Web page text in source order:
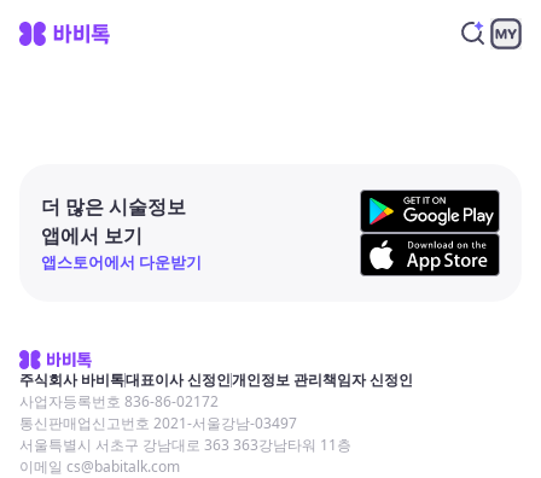
더 많은 시술정보
앱에서 보기
앱스토어에서 다운받기
주식회사 바비톡대표이사 신정인개인정보 관리책임자 신정인
사업자등록번호 836-86-02172
통신판매업신고번호 2021-서울강남-03497
서울특별시 서초구 강남대로 363 363강남타워 11층
이메일 cs@babitalk.com